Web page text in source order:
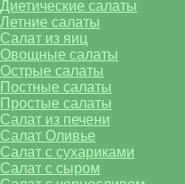
Диетические салаты
Летние салаты
Салат из яиц
Овощные салаты
Острые салаты
Постные салаты
Простые салаты
Салат из печени
Салат Оливье
Салат с сухариками
Салат с сыром